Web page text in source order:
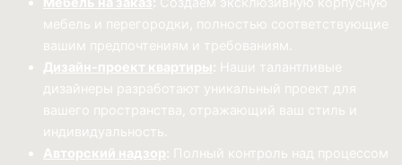
мебель и перегородки, полностью соответствующие
вашим предпочтениям и требованиям.
Дизайн-проект квартиры: Наши талантливые
дизайнеры разработают уникальный проект для
вашего пространства, отражающий ваш стиль и
индивидуальность.
Авторский надзор: Полный контроль над процессом